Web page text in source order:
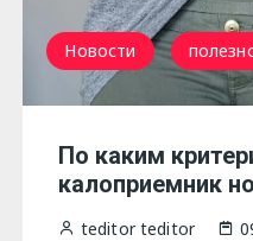
Новости
По каким
калоприемник
teditor teditor